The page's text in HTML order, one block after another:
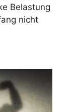
Belastung
nicht